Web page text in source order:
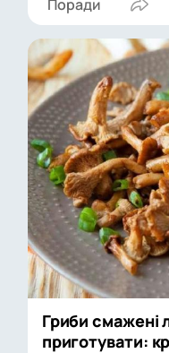
Поради
Гриби смажені
приготувати: